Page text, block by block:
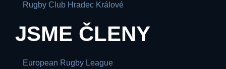
Rugby Club Hradec Králové
JSME ČLENY
European Rugby League